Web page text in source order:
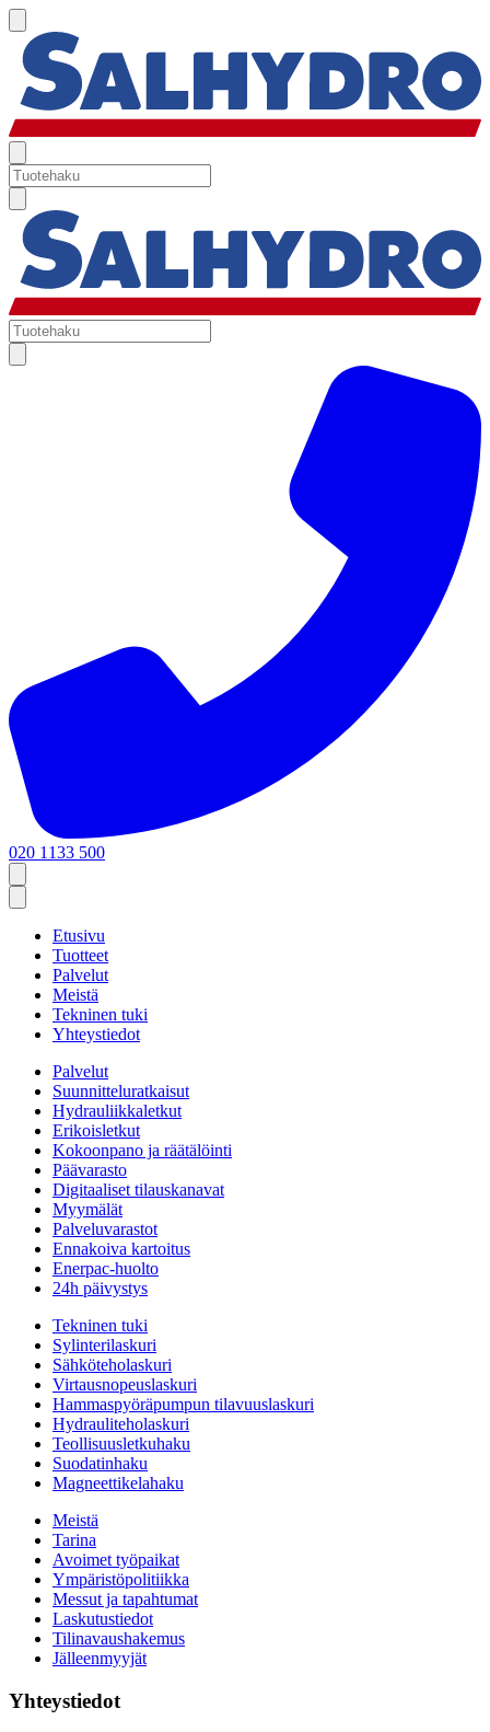
020 1133 500
Etusivu
Tuotteet
Palvelut
Meistä
Tekninen tuki
Yhteystiedot
Palvelut
Suunnitteluratkaisut
Hydrauliikkaletkut
Erikoisletkut
Kokoonpano ja räätälöinti
Päävarasto
Digitaaliset tilauskanavat
Myymälät
Palveluvarastot
Ennakoiva kartoitus
Enerpac-huolto
24h päivystys
Tekninen tuki
Sylinterilaskuri
Sähköteholaskuri
Virtausnopeuslaskuri
Hammaspyöräpumpun tilavuuslaskuri
Hydrauliteholaskuri
Teollisuusletkuhaku
Suodatinhaku
Magneettikelahaku
Meistä
Tarina
Avoimet työpaikat
Ympäristöpolitiikka
Messut ja tapahtumat
Laskutustiedot
Tilinavaushakemus
Jälleenmyyjät
Yhteystiedot